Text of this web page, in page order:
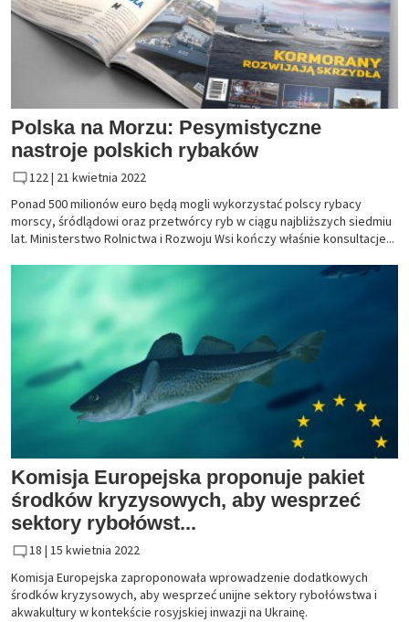
Polska na Morzu: Pesymistyczne
nastroje polskich rybaków
122 | 21 kwietnia 2022
Ponad 500 milionów euro będą mogli wykorzystać polscy rybacy
morscy, śródlądowi oraz przetwórcy ryb w ciągu najbliższych siedmiu
lat. Ministerstwo Rolnictwa i Rozwoju Wsi kończy właśnie konsultacje...
Komisja Europejska proponuje pakiet
środków kryzysowych, aby wesprzeć
sektory rybołówst...
18 | 15 kwietnia 2022
Komisja Europejska zaproponowała wprowadzenie dodatkowych
środków kryzysowych, aby wesprzeć unijne sektory rybołówstwa i
akwakultury w kontekście rosyjskiej inwazji na Ukrainę.